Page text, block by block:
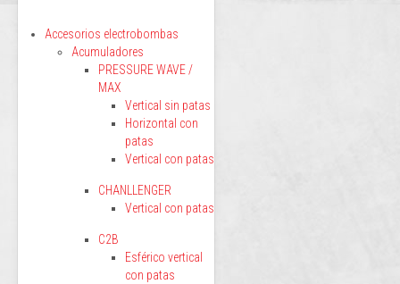
Accesorios electrobombas
Acumuladores
PRESSURE WAVE /
MAX
Vertical sin patas
Horizontal con
patas
Vertical con patas
CHANLLENGER
Vertical con patas
C2B
Esférico vertical
con patas